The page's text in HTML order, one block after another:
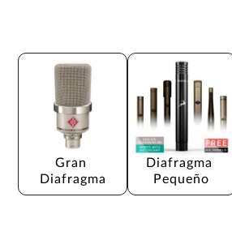
Gran
Diafragma
Diafragma
Pequeño